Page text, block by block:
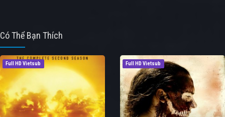
Có Thể Bạn Thích
Full HD Vietsub Full HD Vietsub